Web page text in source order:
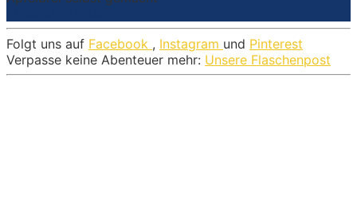
Folgt uns auf Facebook , Instagram und Pinterest
Verpasse keine Abenteuer mehr: Unsere Flaschenpost